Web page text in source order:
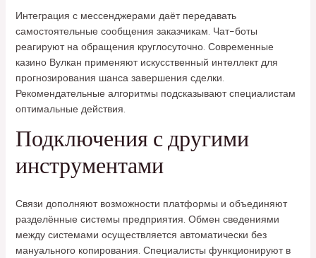
Интеграция с мессенджерами даёт передавать
самостоятельные сообщения заказчикам. Чат-боты
реагируют на обращения круглосуточно. Современные
казино Вулкан применяют искусственный интеллект для
прогнозирования шанса завершения сделки.
Рекомендательные алгоритмы подсказывают специалистам
оптимальные действия.
Подключения с другими
инструментами
Связи дополняют возможности платформы и объединяют
разделённые системы предприятия. Обмен сведениями
между системами осуществляется автоматически без
мануального копирования. Специалисты функционируют в